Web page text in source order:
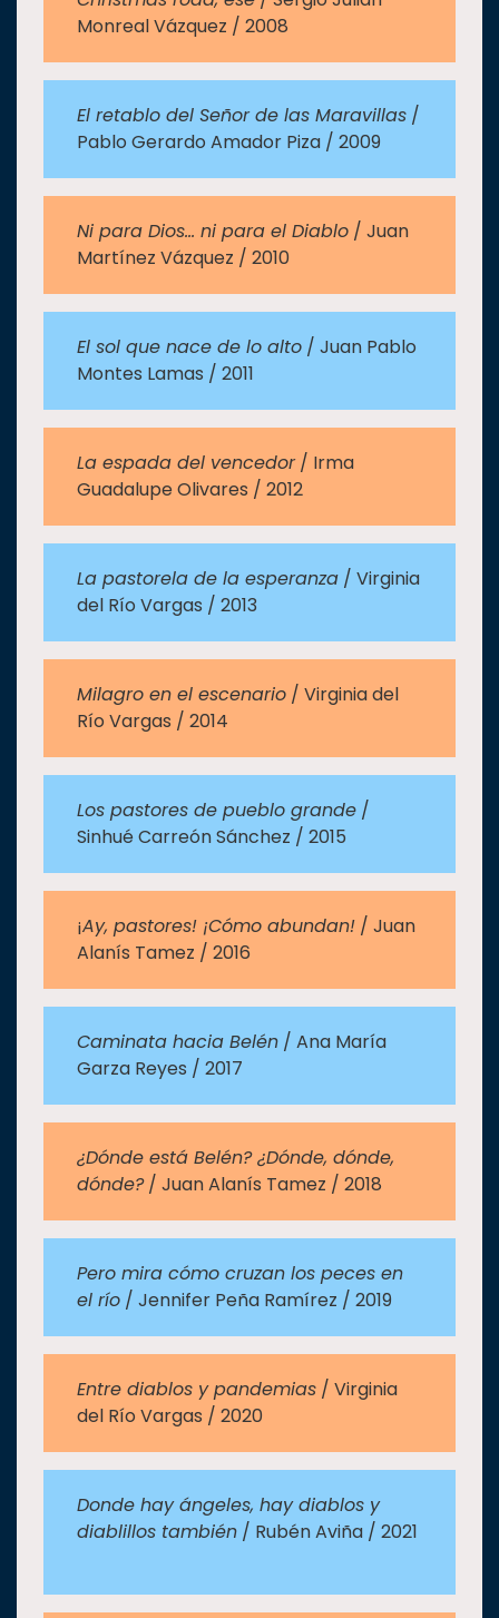
Monreal Vázquez / 2008
El retablo del Señor de las Maravillas /
Pablo Gerardo Amador Piza / 2009
Ni para Dios… ni para el Diablo / Juan
Martínez Vázquez / 2010
El sol que nace de lo alto / Juan Pablo
Montes Lamas / 2011
La espada del vencedor/ Irma
Guadalupe Olivares / 2012
La pastorela de la esperanza / Virginia
del Río Vargas / 2013
Milagro en el escenario / Virginia del
Río Vargas / 2014
Los pastores de pueblo grande /
Sinhué Carreón Sánchez / 2015
¡Ay, pastores! ¡Cómo abundan! / Juan
Alanís Tamez / 2016
Caminata hacia Belén / Ana María
Garza Reyes / 2017
¿Dónde está Belén? ¿Dónde, dónde,
dónde?/ Juan Alanís Tamez / 2018
Pero mira cómo cruzan los peces en
el río / Jennifer Peña Ramírez / 2019
Entre diablos y pandemias / Virginia
del Río Vargas / 2020
Donde hay ángeles, hay diablos y
diablillos también / Rubén Aviña / 2021